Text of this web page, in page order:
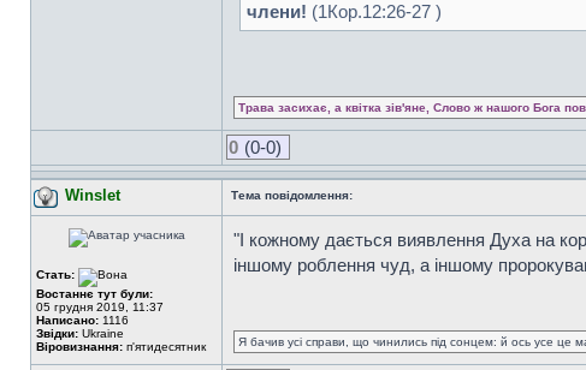
члени! (1Кор.12:26-27 )
Трава засихає, а квітка зів'яне, Слово ж нашого Бога
0 (0-0)
Winslet Тема повідомлення:
Стать:
Востаннє тут були:
05 грудня 2019, 11:37
Написано: 1116
Звідки: Ukraine
Віровизнання: п'ятидесятник
"І кожному дається виявлення Духа на
іншому роблення чуд, а іншому
Я бачив усі справи, що чинились під сонцем: й ось усе це